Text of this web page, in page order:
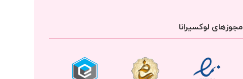
مجوزهای لوکسیرانا